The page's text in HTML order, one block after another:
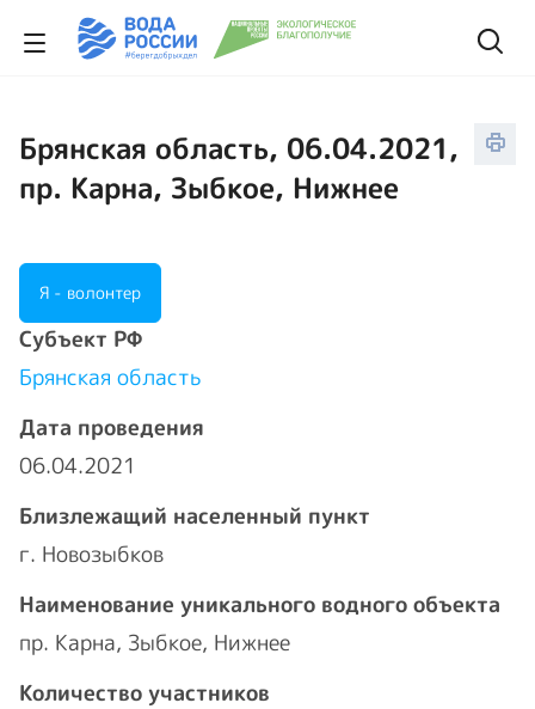
Брянская область, 06.04.2021,
пр. Карна, Зыбкое, Нижнее
Я - волонтер
Cубъект РФ
Брянская область
Дата проведения
06.04.2021
Близлежащий населенный пункт
г. Новозыбков
Наименование уникального водного объекта
пр. Карна, Зыбкое, Нижнее
Количество участников